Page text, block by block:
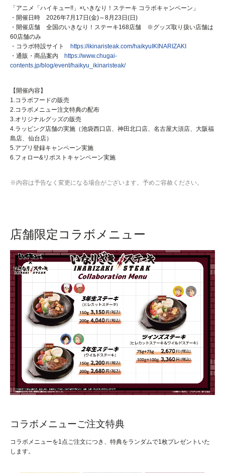
「アニメ「ハイキュー!!」×いきなり！ステーキ コラボキャンペーン」
・開催日時 2026年7月17日(金)～8月23日(日)
・開催店舗 全国のいきなり！ステーキ168店舗 ※グッズ取り扱い店舗は
60店舗のみ
・コラボ特設サイト
https://ikinaristeak.com/haikyuIKINARIZAKI
・通販・商品案内
https://www.chugai-
contents.jp/blog/event/haikyu_ikinaristeak/
【開催内容】
1.コラボフードの販売
2.コラボメニュー注文特典の配布
3.オリジナルグッズの販売
4.ラッピング店舗の実施（池袋西口店、神田北口店、名古屋大須店、大阪福
島店、仙台店）
5.アプリ登録キャンペーン実施
6.フォロー&リポストキャンペーン実施
※内容は予告なく変更になる場合がございます。予めご容赦ください。
店舗限定コラボメニュー
コラボメニューご注文特典
コラボメニューを1点ご注文につき、特典をランダムで1枚プレゼントいた
します。